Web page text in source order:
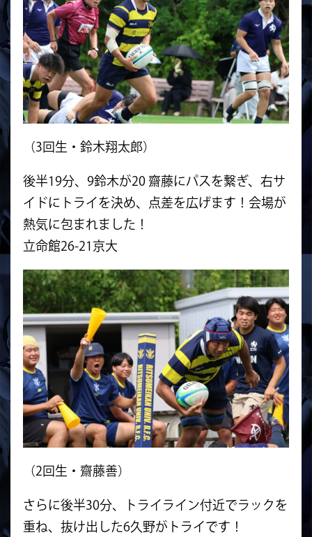
（3回生・鈴木翔太郎）
後半19分、9鈴木が20 齋藤にパスを繋ぎ、右サ
イドにトライを決め、点差を広げます！会場が
熱気に包まれました！
立命館26-21京大
（2回生・齋藤善）
さらに後半30分、トライライン付近でラックを
重ね、抜け出した6久野がトライです！